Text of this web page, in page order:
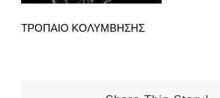
ΤΡΟΠΑΙΟ ΚΟΛΥΜΒΗΣΗΣ